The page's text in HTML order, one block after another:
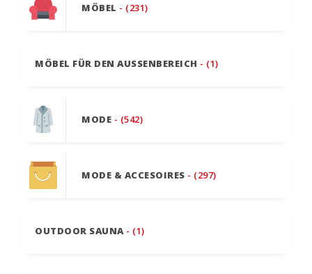
MÖBEL - (231)
MÖBEL FÜR DEN AUSSENBEREICH - (1)
MODE - (542)
MODE & ACCESOIRES - (297)
OUTDOOR SAUNA - (1)